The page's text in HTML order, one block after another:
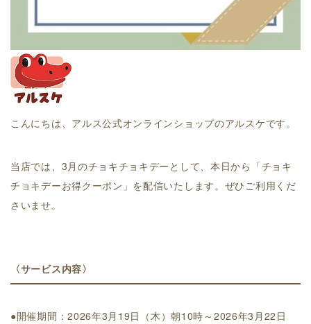
こんにちは、アルス公式オンラインショップのアルスケです。
当店では、3月のチョキチョキデーとして、本日から「チョキ
チョキデーお得クーポン」を配信いたします。ぜひご利用くだ
さいませ。
〈サービス内容〉
●開催期間：2026年3月19日（木）朝10時～2026年3月22日